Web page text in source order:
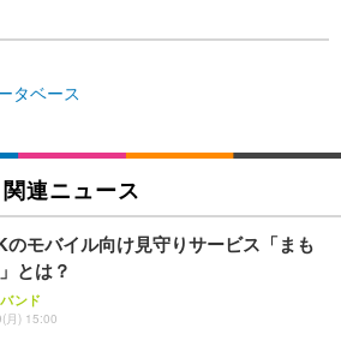
人間工学 疲れない ブラック
フィスチェア デスクチェア 疲れない テレ
学 椅子 腰サポート 90度跳ね上げ式アーム
ヘッドレスト ハンガー付き 高反発クッシ
ェア 通気性メッシュ ゲーミング/勉強/事
ゃれ パソコンチェア (ブラック)
フィスチェア デスクチェア 疲れない テレ
ェア 強化バックレスト 30度ロッキング機
学 椅子 腰サポート 90度跳ね上げ式アーム
27"ゲーミングモニター DualSense 充電
き（CFI-ZDM1J）
み品】Dell E2724HS 27インチ 液晶モニタ
（1920×1080）VA 非光沢 HDMI/DisplayP
スピーカー内蔵 高さ調整 スイベル VESA対
) ホワイト(吸収面:ライトブルー)
ライフ ネオ・オムツ L 中型犬用 26枚入
スマートベーシック) 【Amazon.co.jp
Basic アイリスオーヤマ ペットシーツ
徳用 ワイド 100枚入 (x 1) (ケース販売)
タベース
関連ニュース
モバイル向け見守りサービス「まも
とは？
ンド
月) 15:00